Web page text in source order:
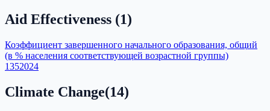
Aid Effectiveness (1)
Коэффициент завершенного начального образования, общий
(в % населения соответствующей возрастной группы)
1352024
Climate Change(14)